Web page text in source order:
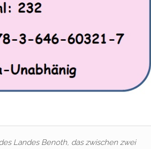
Landes Benoth, das zwischen zwei